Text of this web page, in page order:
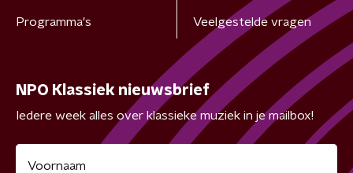
Programma's Veelgestelde vragen
NPO Klassiek nieuwsbrief
Iedere week alles over klassieke muziek in je mailbox!